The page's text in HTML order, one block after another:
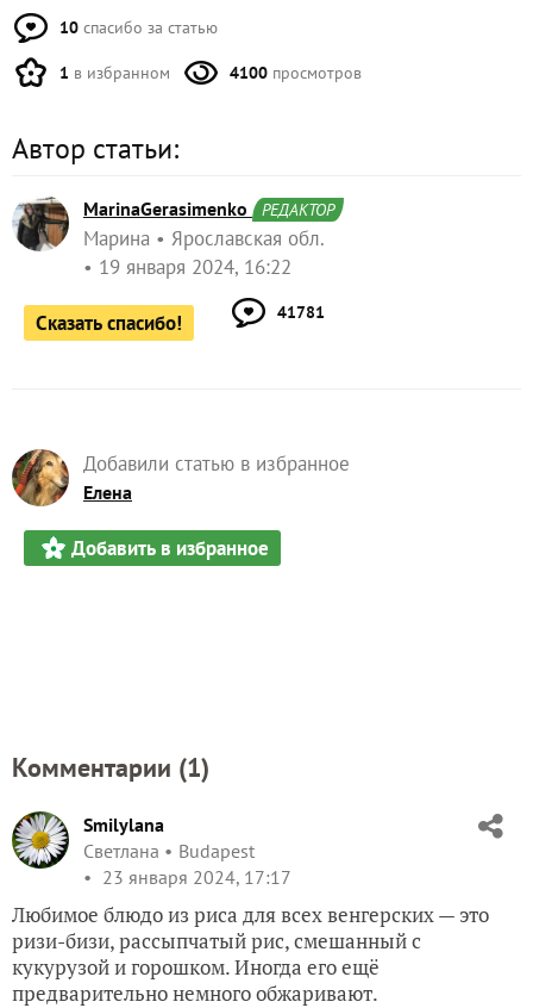
10 спасибо за статью
1 в избранном 4100 просмотров
Автор статьи:
MarinaGerasimenko РЕДАКТОР
Марина
Ярославская обл.
19 января 2024, 16:22
Сказать спасибо! 41781
Добавили статью в избранное
Елена
Добавить в избранное
Комментарии (1)
Smilylana
Светлана
Budapest
23 января 2024, 17:17
Любимое блюдо из риса для всех венгерских — это
ризи-бизи, рассыпчатый рис, смешанный с
кукурузой и горошком. Иногда его ещё
предварительно немного обжаривают.